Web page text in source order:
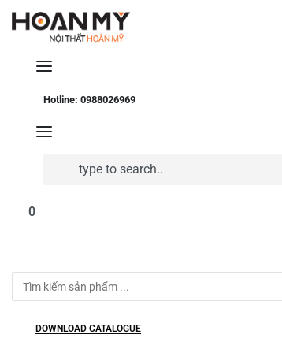
Hotline: 0988026969
0
Search
for:
DOWNLOAD CATALOGUE